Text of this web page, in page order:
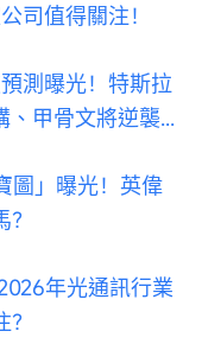
司值得關注！
測曝光！特斯拉
甲骨文將逆襲...
圖」曝光！英偉
年光通訊行業